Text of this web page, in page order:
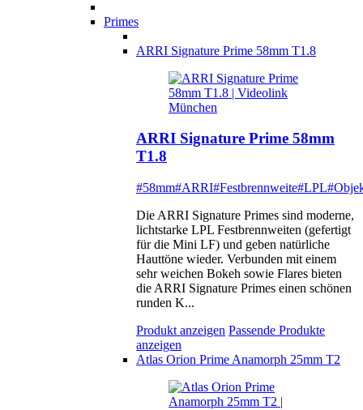
Primes
ARRI Signature Prime 58mm T1.8
ARRI Signature Prime 58mm
T1.8
#58mm#ARRI#Festbrennweite#LPL
Die ARRI Signature Primes sind moderne,
lichtstarke LPL Festbrennweiten (gefertigt
für die Mini LF) und geben natürliche
Hauttöne wieder. Verbunden mit einem
sehr weichen Bokeh sowie Flares bieten
die ARRI Signature Primes einen schönen
runden K...
Produkt anzeigen Passende Produkte
anzeigen
Atlas Orion Prime Anamorph 25mm T2